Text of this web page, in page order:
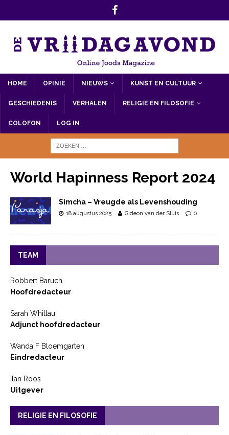
HOME OPINIE NIEUWS KUNST EN CULTUUR
GESCHIEDENIS VERHALEN RELIGIE EN FILOSOFIE
COLOFON LOG IN
World Hapinness Report 2024
Simcha – Vreugde als Levenshouding
18 augustus 2025 Gideon van der Sluis 0
TEAM
Robbert Baruch
Hoofdredacteur
Sarah Whitlau
Adjunct hoofdredacteur
Wanda F Bloemgarten
Eindredacteur
Ilan Roos
Uitgever
RELIGIE EN FILOSOFIE